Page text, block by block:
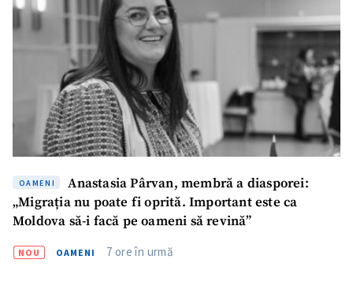
OAMENI
Anastasia Pârvan, membră a diasporei:
„Migrația nu poate fi oprită. Important este ca
Moldova să-i facă pe oameni să revină”
NOU OAMENI 7 ore în urmă